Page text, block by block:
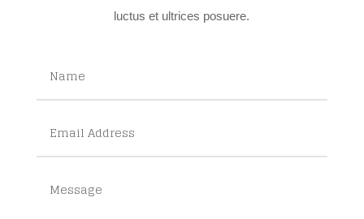
luctus et ultrices posuere.